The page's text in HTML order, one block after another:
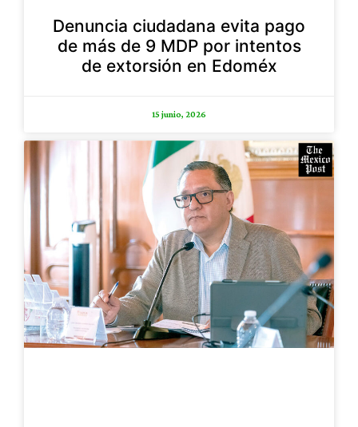
Denuncia ciudadana evita pago
de más de 9 MDP por intentos
de extorsión en Edoméx
15 junio, 2026